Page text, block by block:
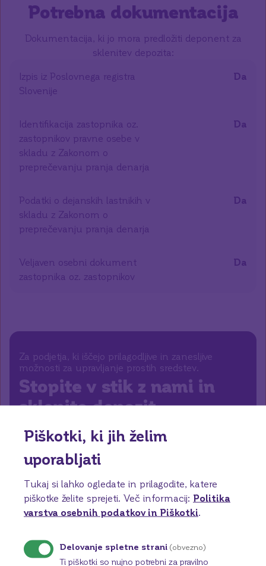
Potrebna dokumentacija
Dokumentacija, ki jo mora predložiti deponent za
sklenitev depozita:
Izpis iz Poslovnega registra
Slovenije
Da
Identifikacija zastopnika oz.
zastopnikov pravne osebe v
skladu z Zakonom o
preprečevanju pranja denarja
Da
Podatki o dejanskih lastnikih v
skladu z Zakonom o
preprečevanju pranja denarja
Da
Veljaven osebni dokument
zastopnika oz. zastopnikov
Da
Za podjetja, ki iščejo prilagodljive in zanesljive
možnosti za upravljanje prostih sredstev.
Stopite v stik z nami in
sklenite depozit
Dogovori se za sestanek
V treh korakih do depozita
Stopite v stik z nami
Piškotki, ki jih želim
uporabljati
Tukaj si lahko ogledate in prilagodite, katere
piškotke želite sprejeti. Več informacij: Politika
varstva osebnih podatkov in Piškotki
Delovanje spletne strani (obvezno)
Ti piškotki so nujno potrebni za pravilno